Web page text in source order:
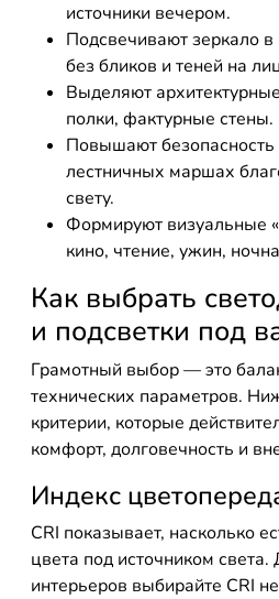
источники вечером.
Подсвечивают зеркало
без бликов и теней на
Выделяют
полки, фактурные стены.
Повышают безопасность
лестничных маршах
свету.
Формируют визуальные
кино, чтение, ужин,
Как выбрать
и подсветки под
Грамотный выбор — это
технических параметров.
критерии, которые
комфорт, долговечность и
Индекс
CRI показывает, насколько
цвета под источником
интерьеров выбирайте CRI